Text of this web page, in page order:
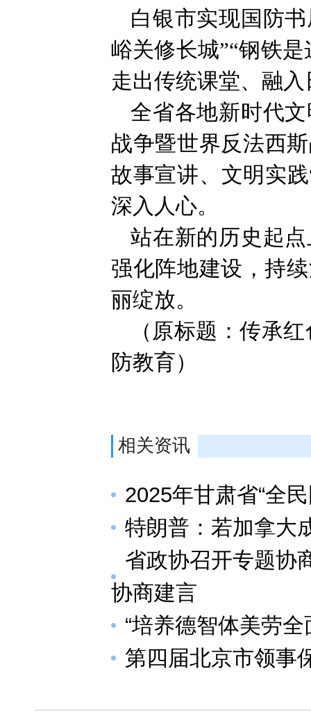
白银市实现国防
峪关修长城”“钢铁
走出传统课堂、融
全省各地新时代
战争暨世界反法西
故事宣讲、文明实
深入人心。
站在新的历史起
强化阵地建设，持
丽绽放。
（原标题：传承
防教育）
相关资讯
2025年甘肃省“全
特朗普：若加拿大
省政协召开专题协
协商建言
“培养德智体美劳
第四届北京市领事